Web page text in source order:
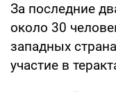
За последние
около 30
западных
участие в